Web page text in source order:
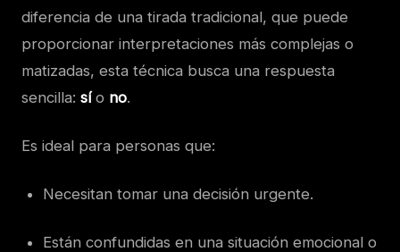
diferencia de una tirada tradicional, que puede
proporcionar interpretaciones más complejas o
matizadas, esta técnica busca una respuesta
sencilla: sío no.
Es ideal para personas que:
Necesitan tomar una decisión urgente.
Están confundidas en una situación emocional o